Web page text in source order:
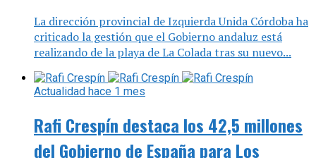
La dirección provincial de Izquierda Unida Córdoba ha
criticado la gestión que el Gobierno andaluz está
realizando de la playa de La Colada tras su nuevo...
Actualidad hace 1 mes
Rafi Crespín destaca los 42,5 millones
del Gobierno de España para Los